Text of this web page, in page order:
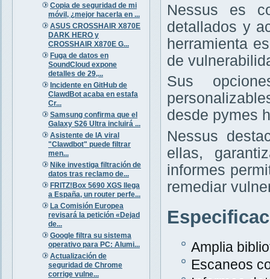
Copia de seguridad de mi
móvil, ¿mejor hacerla en ...
ASUS CROSSHAIR X870E
DARK HERO y
CROSSHAIR X870E G...
Fuga de datos en
SoundCloud expone
detalles de 29,...
Incidente en GitHub de
ClawdBot acaba en estafa
Cr...
Samsung confirma que el
Galaxy S26 Ultra incluirá ...
Asistente de IA viral
"Clawdbot" puede filtrar
men...
Nike investiga filtración de
datos tras reclamo de...
FRITZ!Box 5690 XGS llega
a España, un router perfe...
La Comisión Europea
revisará la petición «Dejad
de...
Google filtra su sistema
operativo para PC: Alumi...
Actualización de
seguridad de Chrome
corrige vulne...
Nessus es
detallados y
herramienta
de
Sus
desde pymes
Nessus
ellas,
informes
remediar
Amplia
Escaneos